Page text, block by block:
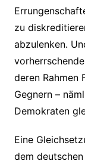
zu
abzulenken.
deren Rahmen
Gegnern –
Demokraten
Eine
dem